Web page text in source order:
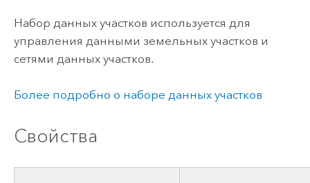
Набор данных участков используется для
управления данными земельных участков и
сетями данных участков.
Более подробно о наборе данных участков
Свойства